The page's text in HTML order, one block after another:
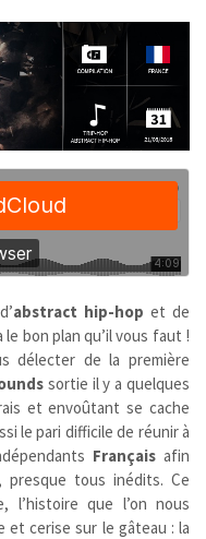
abstract hip-hop et de
le bon plan qu’il vous faut !
délecter de la première
sortie il y a quelques
et envoûtant se cache
le pari difficile de réunir à
Françaisafin
tous inédits. Ce
l’histoire que l’on nous
cerise sur le gâteau : la